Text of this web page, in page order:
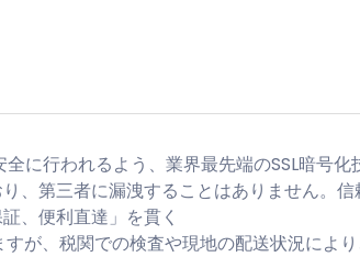
に行われるよう、業界最先端のSSL暗号化
、第三者に漏洩することはありません。
、便利直達」を貫く
が、税関での検査や現地の配送状況によ